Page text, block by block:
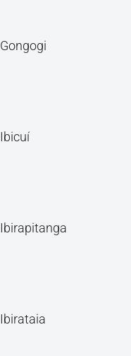
Gongogi
Ibicuí
Ibirapitanga
Ibirataia